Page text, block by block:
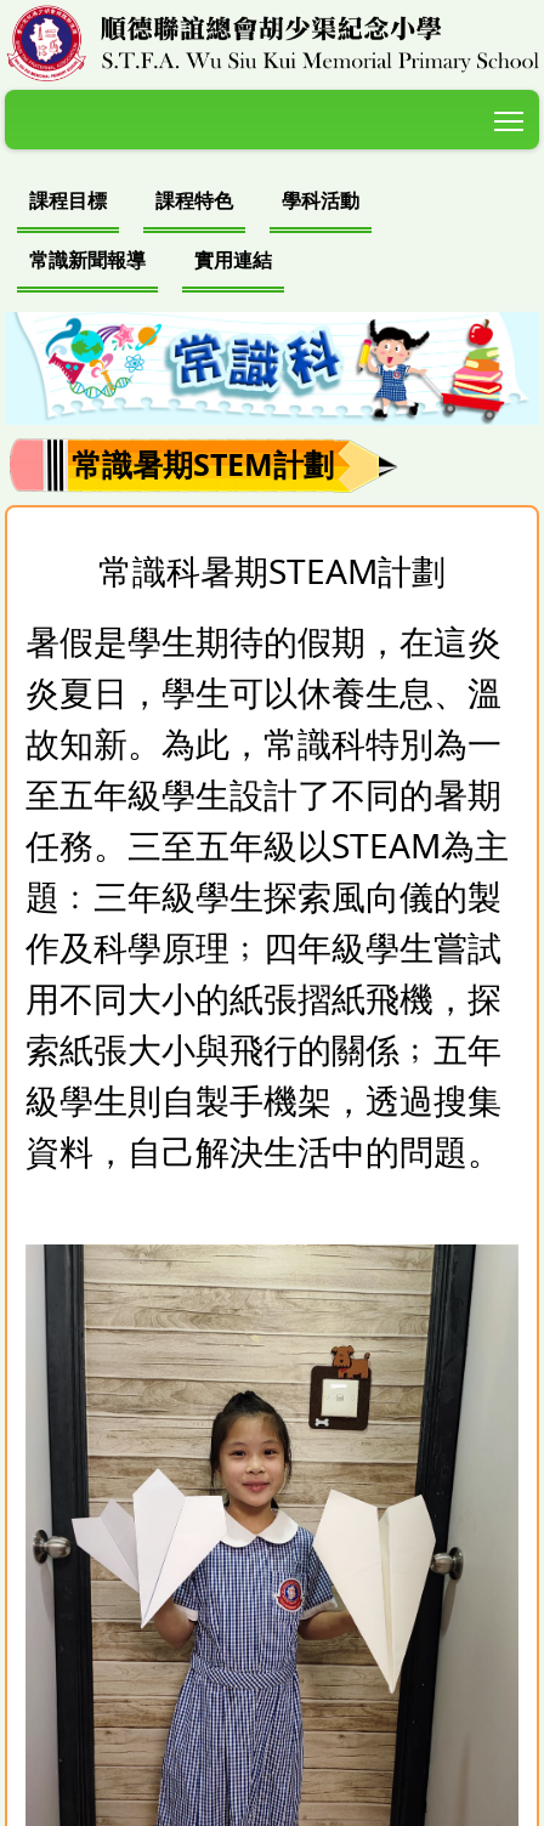
課程目標 課程特色 學科活動
常識新聞報導 實用連結
常識暑期STEM計劃
常識科暑期STEAM計劃
暑假是學生期待的假期，在這炎
炎夏日，學生可以休養生息、溫
故知新。為此，常識科特別為一
至五年級學生設計了不同的暑期
任務。三至五年級以STEAM為主
題﹕三年級學生探索風向儀的製
作及科學原理﹔四年級學生嘗試
用不同大小的紙張摺紙飛機，探
索紙張大小與飛行的關係﹔五年
級學生則自製手機架，透過搜集
資料，自己解決生活中的問題。